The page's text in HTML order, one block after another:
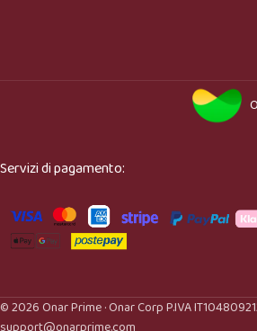
Servizi di pagamento:
© 2026 Onar Prime · Onar Corp P.IVA
support@onarprime.com